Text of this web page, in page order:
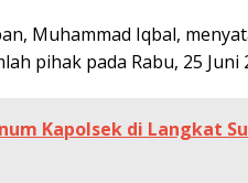
Muhammad Iqbal,
pihak pada Rabu, 25 Juni
Kapolsek di Langkat